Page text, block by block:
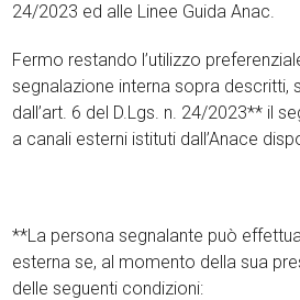
24/2023 ed alle Linee Guida Anac.
Fermo restando l’utilizzo
segnalazione interna sopra descritti,
dall’art. 6 del D.Lgs. n. 24/2023** il
a canali esterni istituti dall’Anace
**La persona segnalante può
esterna se, al momento della sua
delle seguenti condizioni: